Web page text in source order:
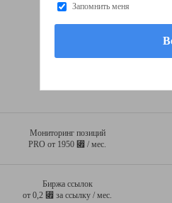
Мониторинг позиций
PRO от 1950 ⃏ / мес.
Биржа ссылок
от 0,2 ⃏ за ссылку / мес.
Запомнить меня